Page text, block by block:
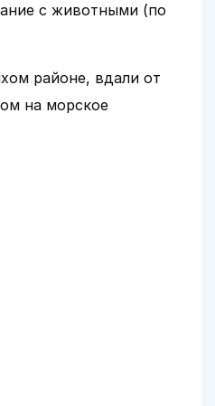
с животными (по
районе, вдали от
на морское